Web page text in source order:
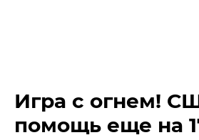
Игра с огнем!
помощь еще на